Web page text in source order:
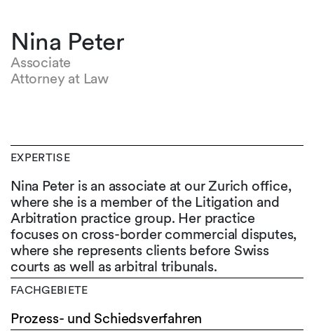
Nina Peter
Associate
Attorney at Law
EXPERTISE
Nina Peter is an associate at our Zurich office,
where she is a member of the Litigation and
Arbitration practice group. Her practice
focuses on cross-border commercial disputes,
where she represents clients before Swiss
courts as well as arbitral tribunals.
FACHGEBIETE
Prozess- und Schiedsverfahren